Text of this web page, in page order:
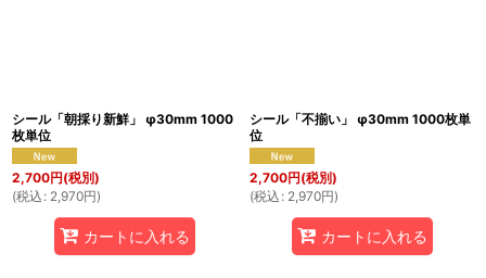
シール「朝採り新鮮」 φ30mm 1000
枚単位
2,700円(税別)
(税込 : 2,970円)
カートに入れる
シール「不揃い」 φ30mm 1000枚単
位
2,700円(税別)
(税込 : 2,970円)
カートに入れる